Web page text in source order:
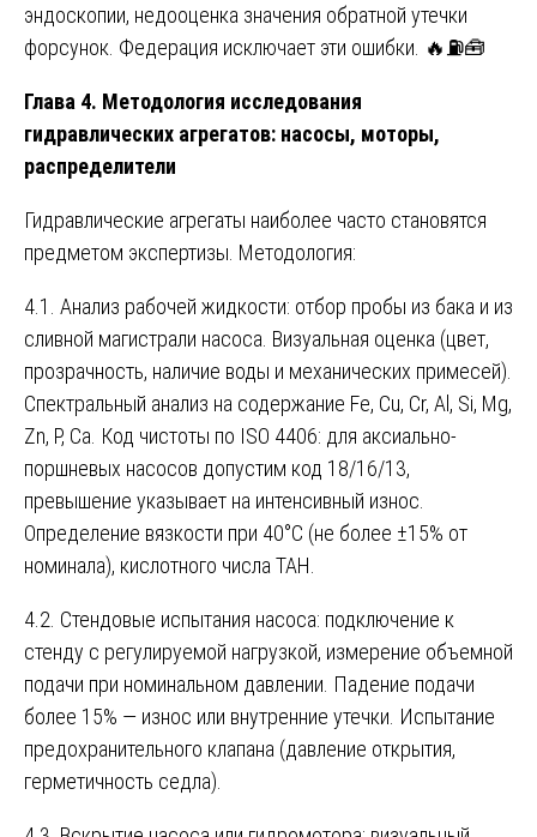
эндоскопии, недооценка значения обратной утечки
форсунок. Федерация исключает эти ошибки. 🔥⛽🧰
Глава 4. Методология исследования
гидравлических агрегатов: насосы, моторы,
распределители
Гидравлические агрегаты наиболее часто становятся
предметом экспертизы. Методология:
4.1. Анализ рабочей жидкости: отбор пробы из бака и из
сливной магистрали насоса. Визуальная оценка (цвет,
прозрачность, наличие воды и механических примесей).
Спектральный анализ на содержание Fe, Cu, Cr, Al, Si, Mg,
Zn, P, Ca. Код чистоты по ISO 4406: для аксиально-
поршневых насосов допустим код 18/16/13,
превышение указывает на интенсивный износ.
Определение вязкости при 40°С (не более ±15% от
номинала), кислотного числа ТАН.
4.2. Стендовые испытания насоса: подключение к
стенду с регулируемой нагрузкой, измерение объемной
подачи при номинальном давлении. Падение подачи
более 15% — износ или внутренние утечки. Испытание
предохранительного клапана (давление открытия,
герметичность седла).